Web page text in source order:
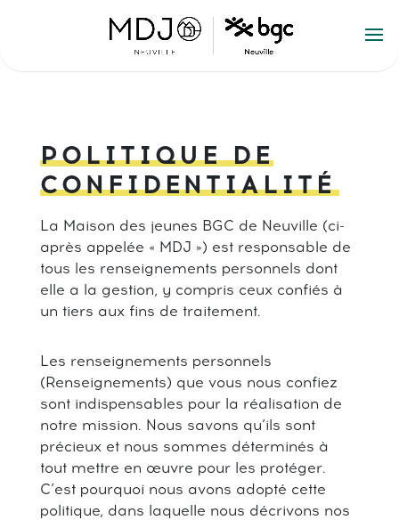
POLITIQUE DE
CONFIDENTIALITÉ
La Maison des jeunes BGC de Neuville (ci-
après appelée « MDJ ») est responsable de
tous les renseignements personnels dont
elle a la gestion, y compris ceux confiés à
un tiers aux fins de traitement.
Les renseignements personnels
(Renseignements) que vous nous confiez
sont indispensables pour la réalisation de
notre mission. Nous savons qu’ils sont
précieux et nous sommes déterminés à
tout mettre en œuvre pour les protéger.
C’est pourquoi nous avons adopté cette
politique, dans laquelle nous décrivons nos